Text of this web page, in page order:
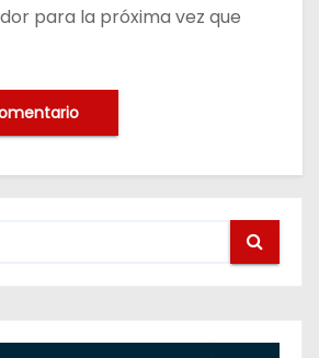
para la próxima vez que